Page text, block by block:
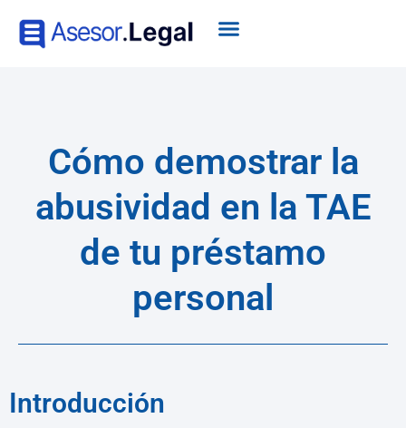
Cómo demostrar la
abusividad en la TAE
de tu préstamo
personal
Introducción